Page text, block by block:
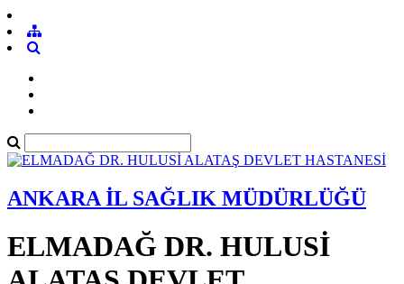
ANKARA İL SAĞLIK MÜDÜRLÜĞÜ
ELMADAĞ DR. HULUSİ